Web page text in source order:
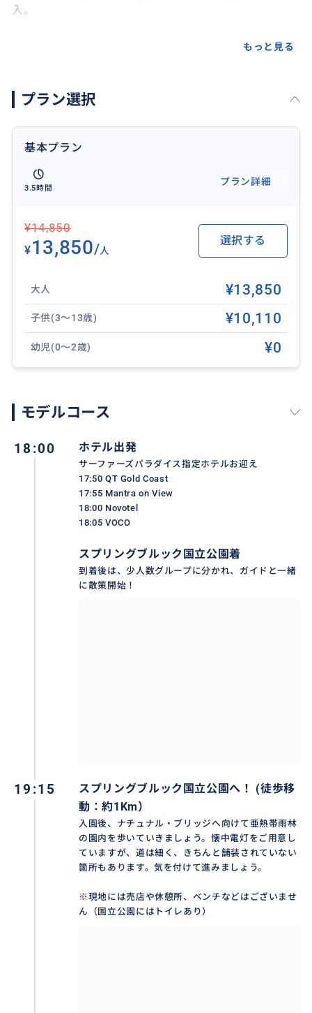
入。
ゴールドコーストで一番人気のツアー、みなさまのご
おすすめ
夜になると幻想的に光る土ボタル。オーストラリア最
大級の土ボタルの生息地を訪れます。
おすすめ
もっと見る
プラン選択
基本プラン
3.5時間
プラン詳細
¥14,850
¥13,850/人
選択する
大人 ¥13,850
子供(3～13歳) ¥10,110
幼児(0～2歳) ¥0
モデルコース
18:00 ホテル出発
サーファーズパラダイス指定ホテルお迎え
17:50 QT Gold Coast
17:55 Mantra on View
18:00 Novotel
18:05 VOCO
スプリングブルック国立公園着
到着後は、少人数グループに分かれ、ガイドと一緒
に散策開始！
19:15
スプリングブルック国立公園へ！ (徒歩移
動：約1Km）
入園後、ナチュナル・ブリッジへ向けて亜熱帯雨林
の園内を歩いていきましょう。懐中電灯をご用意し
ていますが、道は細く、きちんと舗装されていない
箇所もあります。気を付けて進みましょう。
※現地には売店や休憩所、ベンチなどはございませ
ん（国立公園にはトイレあり）